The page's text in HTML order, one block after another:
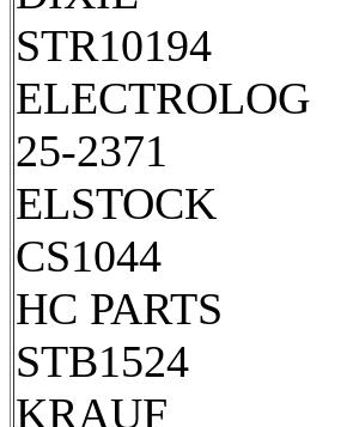
STR10194
ELECTROLOG
25-2371
ELSTOCK
CS1044
HC PARTS
STB1524
KRAUF